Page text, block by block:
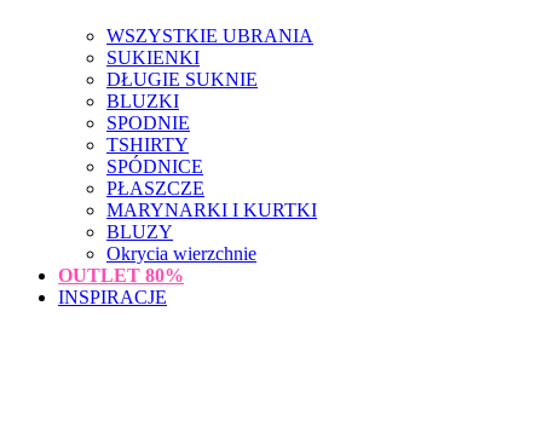
WSZYSTKIE UBRANIA
SUKIENKI
DŁUGIE SUKNIE
BLUZKI
SPODNIE
TSHIRTY
SPÓDNICE
PŁASZCZE
MARYNARKI I KURTKI
BLUZY
Okrycia wierzchnie
OUTLET 80%
INSPIRACJE